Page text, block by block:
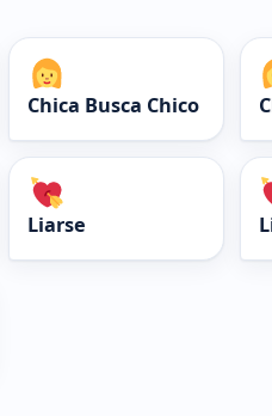
Chica Busca Chico
Liarse